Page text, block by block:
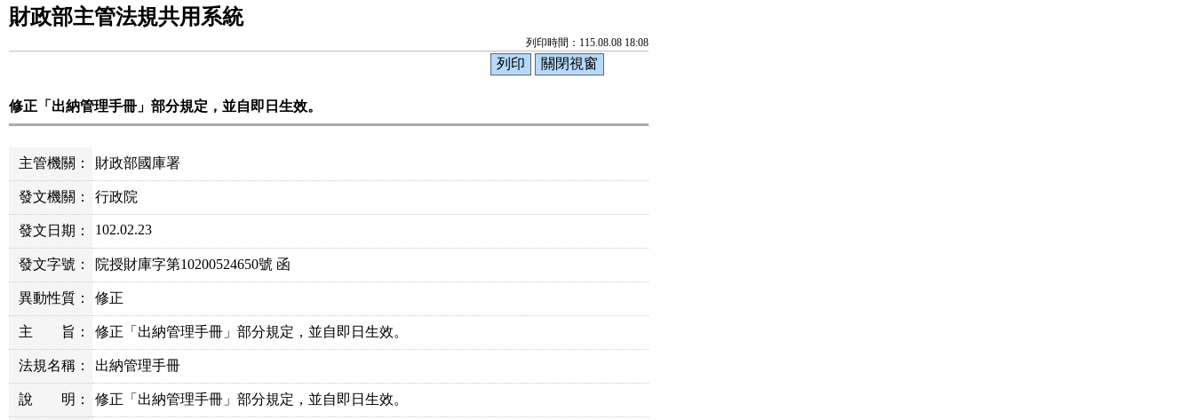
財政部主管法規共用系統
列印時間：115.08.08 18:08
修正「出納管理手冊」部分規定，並自即日生效。
主管機關： 財政部國庫署
發文機關： 行政院
發文日期： 102.02.23
發文字號： 院授財庫字第10200524650號 函
異動性質： 修正
主 旨： 修正「出納管理手冊」部分規定，並自即日生效。
法規名稱： 出納管理手冊
說 明： 修正「出納管理手冊」部分規定，並自即日生效。